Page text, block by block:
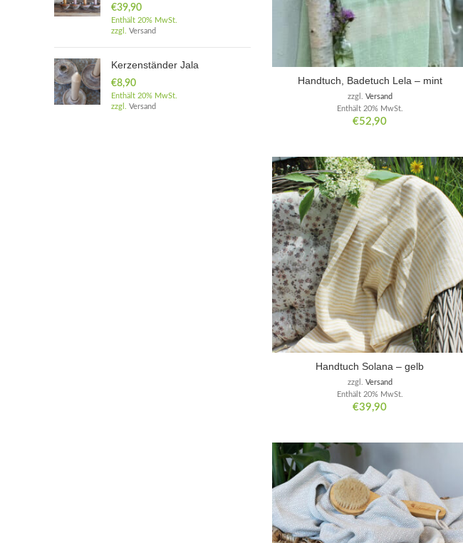
Handtuch, Badetuch Lela – mint
€52,90
Enthält 20% MwSt.
zzgl. Versand
Handtuch Solana – gelb
€39,90
Enthält 20% MwSt.
zzgl. Versand
€39,90
Enthält 20% MwSt.
zzgl. Versand
Kerzenständer Jala
€8,90
Enthält 20% MwSt.
zzgl. Versand